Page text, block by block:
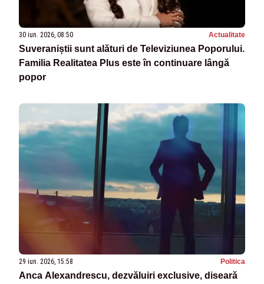
30 iun. 2026, 08:50 Actualitate
Suveraniștii sunt alături de Televiziunea Poporului.
Familia Realitatea Plus este în continuare lângă
popor
29 iun. 2026, 15:58 Politica
Anca Alexandrescu, dezvăluiri exclusive, diseară